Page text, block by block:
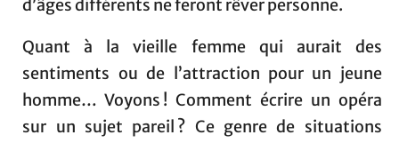
d’âges différents ne feront rêver personne.
Quant à la vieille femme qui aurait des
sentiments ou de l’attraction pour un jeune
homme… Voyons ! Comment écrire un opéra
sur un sujet pareil ? Ce genre de situations